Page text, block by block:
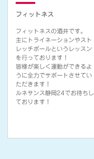
フィットネス
フィットネスの酒井です。
主にトライネーションやスト
レッチポールというレッスン
を行っております！
皆様が楽しく運動ができるよ
うに全力でサポートさせてい
ただきます！
ルネサンス静岡24でお待ちし
ております！